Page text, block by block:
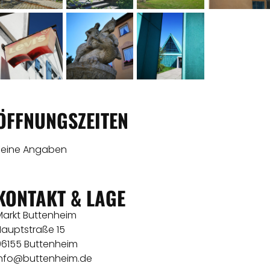
Angaben
& LAGE
Buttenheim
15
Buttenheim